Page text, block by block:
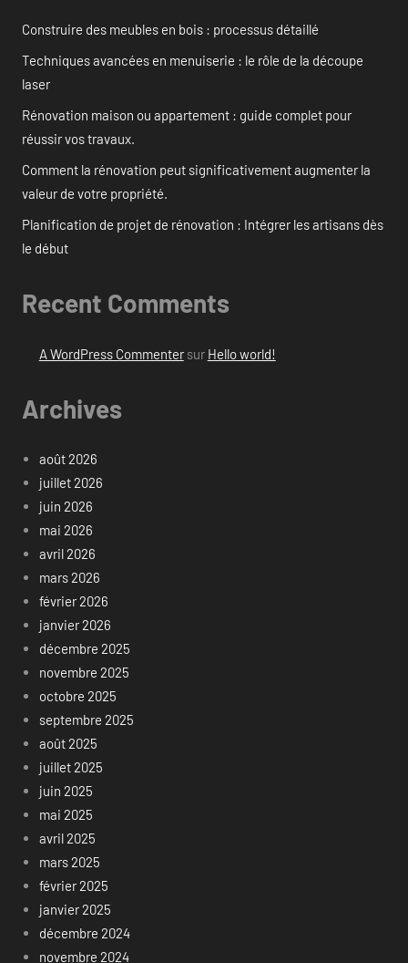
Construire des meubles en bois : processus détaillé
Techniques avancées en menuiserie : le rôle de la découpe
laser
Rénovation maison ou appartement : guide complet pour
réussir vos travaux.
Comment la rénovation peut significativement augmenter la
valeur de votre propriété.
Planification de projet de rénovation : Intégrer les artisans dès
le début
Recent Comments
A WordPress Commentersur Hello world!
Archives
août 2026
juillet 2026
juin 2026
mai 2026
avril 2026
mars 2026
février 2026
janvier 2026
décembre 2025
novembre 2025
octobre 2025
septembre 2025
août 2025
juillet 2025
juin 2025
mai 2025
avril 2025
mars 2025
février 2025
janvier 2025
décembre 2024
novembre 2024